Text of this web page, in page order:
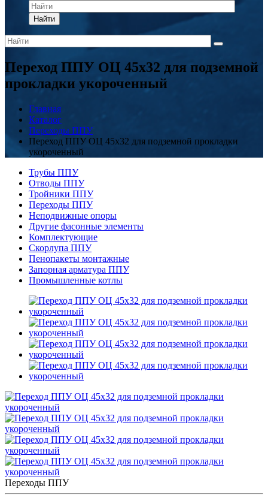
Найти
Переход ППУ ОЦ 45x32 для подземной
прокладки укороченный
Главная
Каталог
Переходы ППУ
Переход ППУ ОЦ 45x32 для подземной прокладки
укороченный
Трубы ППУ
Отводы ППУ
Тройники ППУ
Переходы ППУ
Неподвижные опоры
Другие фасонные элементы
Комплектующие
Скорлупа ППУ
Пенопакеты монтажные
Запорная арматура ППУ
Промышленные котлы
Переходы ППУ